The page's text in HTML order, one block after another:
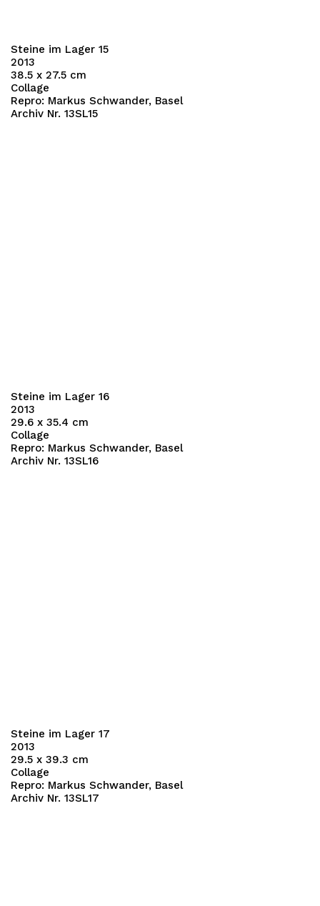
Steine im Lager 15
2013
38.5 x 27.5 cm
Collage
Repro: Markus Schwander, Basel
Archiv Nr. 13SL15
Steine im Lager 16
2013
29.6 x 35.4 cm
Collage
Repro: Markus Schwander, Basel
Archiv Nr. 13SL16
Steine im Lager 17
2013
29.5 x 39.3 cm
Collage
Repro: Markus Schwander, Basel
Archiv Nr. 13SL17